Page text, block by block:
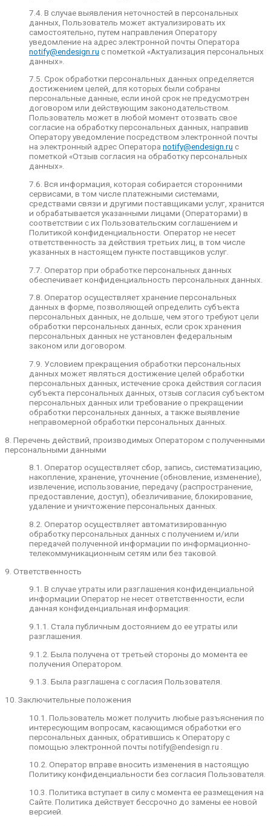
7.4. В случае выявления неточностей в персональных
данных, Пользователь может актуализировать их
самостоятельно, путем направления Оператору
уведомление на адрес электронной почты Оператора
notify@endesign.ru с пометкой «Актуализация персональных
данных».
7.5. Срок обработки персональных данных определяется
достижением целей, для которых были собраны
персональные данные, если иной срок не предусмотрен
договором или действующим законодательством.
Пользователь может в любой момент отозвать свое
согласие на обработку персональных данных, направив
Оператору уведомление посредством электронной почты
на электронный адрес Оператора notify@endesign.ru с
пометкой «Отзыв согласия на обработку персональных
данных».
7.6. Вся информация, которая собирается сторонними
сервисами, в том числе платежными системами,
средствами связи и другими поставщиками услуг, хранится
и обрабатывается указанными лицами (Операторами) в
соответствии с их Пользовательским соглашением и
Политикой конфиденциальности. Оператор не несет
ответственность за действия третьих лиц, в том числе
указанных в настоящем пункте поставщиков услуг.
7.7. Оператор при обработке персональных данных
обеспечивает конфиденциальность персональных данных.
7.8. Оператор осуществляет хранение персональных
данных в форме, позволяющей определить субъекта
персональных данных, не дольше, чем этого требуют цели
обработки персональных данных, если срок хранения
персональных данных не установлен федеральным
законом или договором.
7.9. Условием прекращения обработки персональных
данных может являться достижение целей обработки
персональных данных, истечение срока действия согласия
субъекта персональных данных, отзыв согласия субъектом
персональных данных или требование о прекращении
обработки персональных данных, а также выявление
неправомерной обработки персональных данных.
8. Перечень действий, производимых Оператором с полученными
персональными данными
8.1. Оператор осуществляет сбор, запись, систематизацию,
накопление, хранение, уточнение (обновление, изменение),
извлечение, использование, передачу (распространение,
предоставление, доступ), обезличивание, блокирование,
удаление и уничтожение персональных данных.
8.2. Оператор осуществляет автоматизированную
обработку персональных данных с получением и/или
передачей полученной информации по информационно-
телекоммуникационным сетям или без таковой.
9. Ответственность
9.1. В случае утраты или разглашения конфиденциальной
информации Оператор не несет ответственности, если
данная конфиденциальная информация:
9.1.1. Стала публичным достоянием до ее утраты или
разглашения.
9.1.2. Была получена от третьей стороны до момента ее
получения Оператором.
9.1.3. Была разглашена с согласия Пользователя.
10. Заключительные положения
10.1. Пользователь может получить любые разъяснения по
интересующим вопросам, касающимся обработки его
персональных данных, обратившись к Оператору с
помощью электронной почты notify@endesign.ru .
10.2. Оператор вправе вносить изменения в настоящую
Политику конфиденциальности без согласия Пользователя.
10.3. Политика вступает в силу с момента ее размещения на
Сайте. Политика действует бессрочно до замены ее новой
версией.
— сведения об адресе электронной почты;
— номера телефонов;
— дополнительные персональные данные
Пользователя, предоставленные
Пользователем по личной инициативе без
истребования таковых Оператором.
7. Порядок сбора, хранения, передачи и обработки
персональных данных
7.1. Безопасность персональных данных,
которые обрабатываются Оператором,
обеспечивается путем реализации правовых,
организационных и технических мер,
необходимых для выполнения в полном
объеме требований действующего
персональных данных.
7.2. Оператор обеспечивает сохранность
персональных данных и принимает все
возможные меры, исключающие доступ к
персональным данным неуполномоченных лиц.
7.3. Персональные данные Пользователя
переданы третьим лицам, за исключением
случаев, связанных с исполнением
если Пользователем дано согласие Оператору
на передачу данных третьему лицу для
исполнения обязательств по гражданско-
правовому договору.
7.4. В случае выявления неточностей в
актуализировать их самостоятельно, путем
направления Оператору уведомление на адрес
электронной почты Оператора
notify@endesign.ruс пометкой «Актуализация
персональных данных».
7.5. Срок обработки персональных данных
были собраны персональные данные, если иной
срок не предусмотрен договором или
действующим законодательством.
Пользователь может в любой момент отозвать
свое согласие на обработку персональных
данных, направив Оператору уведомление
посредством электронной почты на
электронный адрес Оператора
notify@endesign.ruс пометкой «Отзыв согласия
на обработку персональных данных».
7.6. Вся информация, которая собирается
сторонними сервисами, в том числе
платежными системами, средствами связи и
обрабатывается указанными лицами
(Операторами) в соответствии с их
Пользовательским соглашением и Политикой
ответственность за действия третьих лиц, в том
числе указанных в настоящем пункте
7.7. Оператор при обработке персональных
персональных данных.
7.8. Оператор осуществляет хранение
определить субъекта персональных данных, не
дольше, чем этого требуют цели обработки
персональных данных, если срок хранения
персональных данных не установлен
7.9. Условием прекращения обработки
достижение целей обработки персональных
данных, истечение срока действия согласия
субъекта персональных данных, отзыв согласия